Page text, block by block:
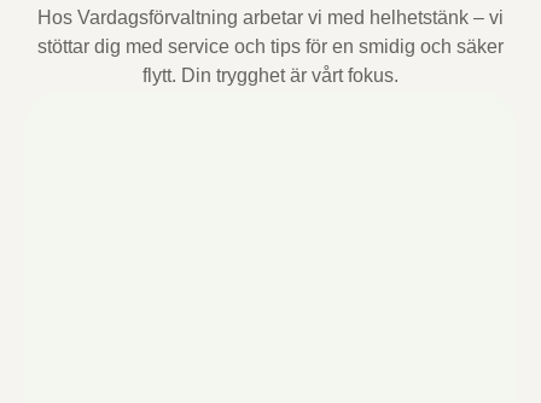
Hos Vardagsförvaltning arbetar vi med helhetstänk – vi
stöttar dig med service och tips för en smidig och säker
flytt. Din trygghet är vårt fokus.